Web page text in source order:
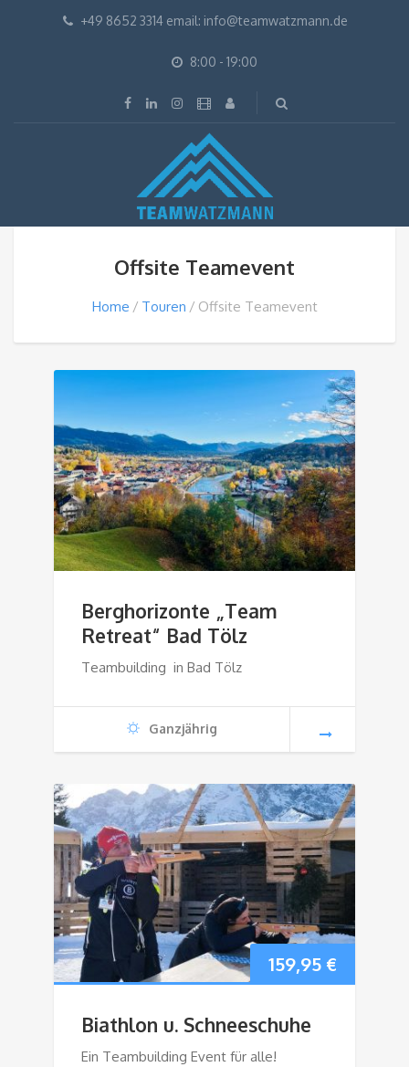
+49 8652 3314 email: info@teamwatzmann.de
8:00 - 19:00
Offsite Teamevent
Home Touren Offsite Teamevent
Berghorizonte „Team
Retreat“ Bad Tölz
Teambuilding in Bad Tölz
Ganzjährig
159,95 €
Biathlon u. Schneeschuhe
Ein Teambuilding Event für alle!